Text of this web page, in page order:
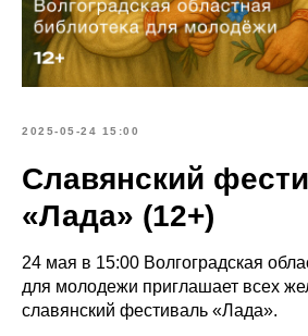
2025-05-24 15:00
Славянский
«Лада» (12+)
24 мая в 15:00 Волгоградская
для молодежи приглашает всех
славянский фестиваль «Лада».